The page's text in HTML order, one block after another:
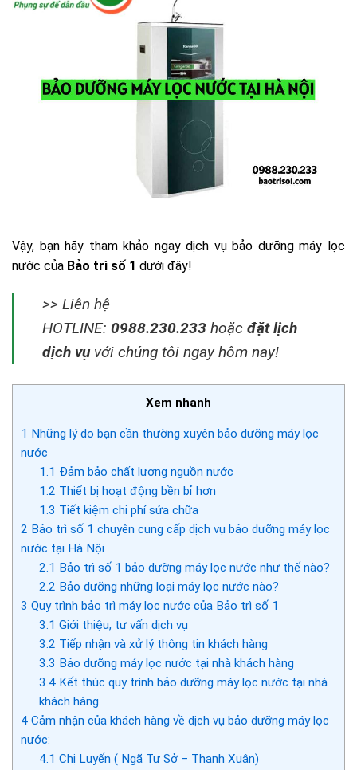
Vậy, bạn hãy tham khảo ngay dịch vụ bảo dưỡng máy lọc
nước của Bảo trì số 1 dưới đây!
>> Liên hệ
HOTLINE: 0988.230.233 hoặc đặt lịch
dịch vụvới chúng tôi ngay hôm nay!
Xem nhanh
1 Những lý do bạn cần thường xuyên bảo dưỡng máy lọc
nước
1.1 Đảm bảo chất lượng nguồn nước
1.2 Thiết bị hoạt động bền bỉ hơn
1.3 Tiết kiệm chi phí sửa chữa
2 Bảo trì số 1 chuyên cung cấp dịch vụ bảo dưỡng máy lọc
nước tại Hà Nội
2.1 Bảo trì số 1 bảo dưỡng máy lọc nước như thế nào?
2.2 Bảo dưỡng những loại máy lọc nước nào?
3 Quy trình bảo trì máy lọc nước của Bảo trì số 1
3.1 Giới thiệu, tư vấn dịch vụ
3.2 Tiếp nhận và xử lý thông tin khách hàng
3.3 Bảo dưỡng máy lọc nước tại nhà khách hàng
3.4Kết thúc quy trình bảo dưỡng máy lọc nước tại nhà
khách hàng
4 Cảm nhận của khách hàng về dịch vụ bảo dưỡng máy lọc
nước:
4.1 Chị Luyến ( Ngã Tư Sở – Thanh Xuân)